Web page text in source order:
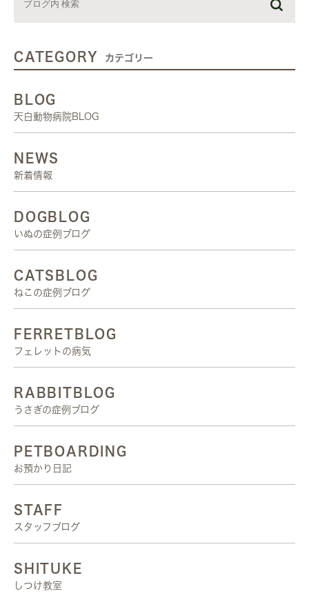
CATEGORY カテゴリー
BLOG
天白動物病院BLOG
NEWS
新着情報
DOGBLOG
いぬの症例ブログ
CATSBLOG
ねこの症例ブログ
FERRETBLOG
フェレットの病気
RABBITBLOG
うさぎの症例ブログ
PETBOARDING
お預かり日記
STAFF
スタッフブログ
SHITUKE
しつけ教室